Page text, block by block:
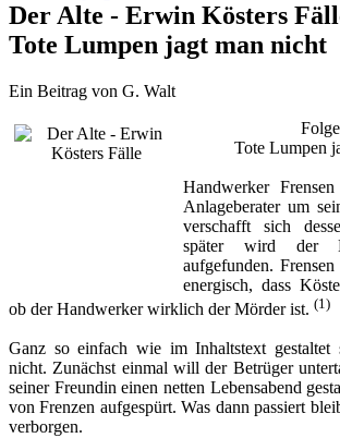
Der Alte - Erwin Kösters
Tote Lumpen jagt man nicht
Ein Beitrag von G. Walt
Tote Lumpen
Handwerker
Anlageberater um
verschafft sich
später wird der
aufgefunden.
energisch, dass
ob der Handwerker wirklich der Mörder ist. (1)
Ganz so einfach wie im Inhaltstext gestaltet
nicht. Zunächst einmal will der Betrüger
seiner Freundin einen netten Lebensabend
von Frenzen aufgespürt. Was dann passiert
verborgen.